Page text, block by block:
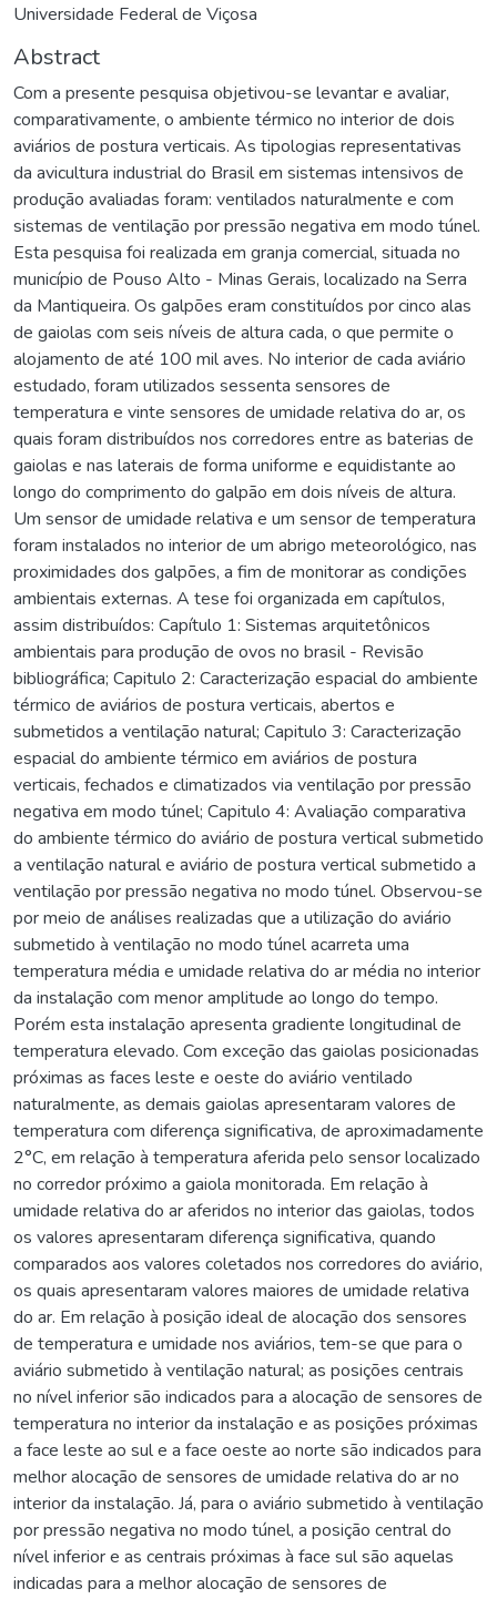
Universidade Federal de Viçosa
Abstract
Com a presente pesquisa objetivou-se levantar e avaliar,
comparativamente, o ambiente térmico no interior de dois
aviários de postura verticais. As tipologias representativas
da avicultura industrial do Brasil em sistemas intensivos de
produção avaliadas foram: ventilados naturalmente e com
sistemas de ventilação por pressão negativa em modo túnel.
Esta pesquisa foi realizada em granja comercial, situada no
município de Pouso Alto - Minas Gerais, localizado na Serra
da Mantiqueira. Os galpões eram constituídos por cinco alas
de gaiolas com seis níveis de altura cada, o que permite o
alojamento de até 100 mil aves. No interior de cada aviário
estudado, foram utilizados sessenta sensores de
temperatura e vinte sensores de umidade relativa do ar, os
quais foram distribuídos nos corredores entre as baterias de
gaiolas e nas laterais de forma uniforme e equidistante ao
longo do comprimento do galpão em dois níveis de altura.
Um sensor de umidade relativa e um sensor de temperatura
foram instalados no interior de um abrigo meteorológico, nas
proximidades dos galpões, a fim de monitorar as condições
ambientais externas. A tese foi organizada em capítulos,
assim distribuídos: Capítulo 1: Sistemas arquitetônicos
ambientais para produção de ovos no brasil - Revisão
bibliográfica; Capitulo 2: Caracterização espacial do ambiente
térmico de aviários de postura verticais, abertos e
submetidos a ventilação natural; Capitulo 3: Caracterização
espacial do ambiente térmico em aviários de postura
verticais, fechados e climatizados via ventilação por pressão
negativa em modo túnel; Capitulo 4: Avaliação comparativa
do ambiente térmico do aviário de postura vertical submetido
a ventilação natural e aviário de postura vertical submetido a
ventilação por pressão negativa no modo túnel. Observou-se
por meio de análises realizadas que a utilização do aviário
submetido à ventilação no modo túnel acarreta uma
temperatura média e umidade relativa do ar média no interior
da instalação com menor amplitude ao longo do tempo.
Porém esta instalação apresenta gradiente longitudinal de
temperatura elevado. Com exceção das gaiolas posicionadas
próximas as faces leste e oeste do aviário ventilado
naturalmente, as demais gaiolas apresentaram valores de
temperatura com diferença significativa, de aproximadamente
2°C, em relação à temperatura aferida pelo sensor localizado
no corredor próximo a gaiola monitorada. Em relação à
umidade relativa do ar aferidos no interior das gaiolas, todos
os valores apresentaram diferença significativa, quando
comparados aos valores coletados nos corredores do aviário,
os quais apresentaram valores maiores de umidade relativa
do ar. Em relação à posição ideal de alocação dos sensores
de temperatura e umidade nos aviários, tem-se que para o
aviário submetido à ventilação natural; as posições centrais
no nível inferior são indicados para a alocação de sensores de
temperatura no interior da instalação e as posições próximas
a face leste ao sul e a face oeste ao norte são indicados para
melhor alocação de sensores de umidade relativa do ar no
interior da instalação. Já, para o aviário submetido à ventilação
por pressão negativa no modo túnel, a posição central do
nível inferior e as centrais próximas à face sul são aquelas
indicadas para a melhor alocação de sensores de